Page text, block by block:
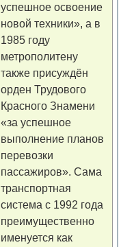
успешное освоение
новой техники», а в
1985 году
метрополитену
также присуждён
орден Трудового
Красного Знамени
«за успешное
выполнение планов
перевозки
пассажиров». Сама
транспортная
система с 1992 года
преимущественно
именуется как